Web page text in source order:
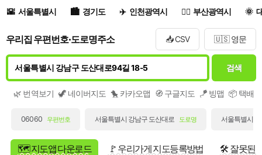
서울특별시 경기도 인천광역시 부산광역시
우리집 우편번호·도로명주소 📥 CSV 🇺🇸 영문
검색
🌿 번역보기 🦖 네이버지도 🐤 카카오맵 🧭 구글지도 🪁 빙맵 📦 택배/
06060 우편번호 서울특별시 강남구 도산대로 도로명 서울특별시
🗺️ 지도앱 다운로드 🚩 우리가게 지도등록방법 🛠️ 잘못된